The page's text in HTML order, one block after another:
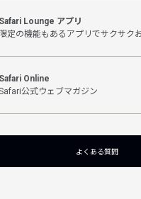
Safari Lounge アプリ
限定の機能もあるアプリでサクサク
Safari Online
公式ウェブマガジン
よくある質問